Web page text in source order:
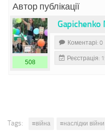
Автор публікації
Gapichenko
508
Коментарі: 0
Реєстрація:
Tags: #війна #наслідки війни